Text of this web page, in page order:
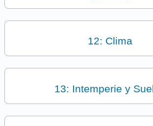
12: Clima
13: Intemperie y